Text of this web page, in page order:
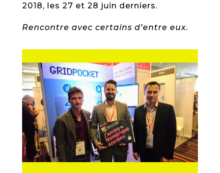
2018, les 27 et 28 juin derniers.
Rencontre avec certains d’entre eux.